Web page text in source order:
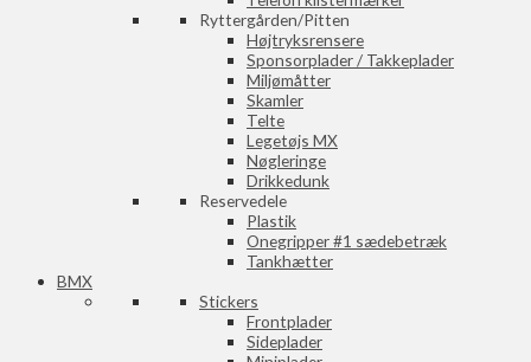
Ryttergården/Pitten
Højtryksrensere
Sponsorplader / Takkeplader
Miljømåtter
Skamler
Telte
Legetøjs MX
Nøgleringe
Drikkedunk
Reservedele
Plastik
Onegripper #1 sædebetræk
Tankhætter
BMX
Stickers
Frontplader
Sideplader